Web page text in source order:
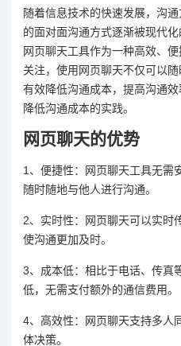
随着信息技术的快速发展，沟
的面对面沟通方式逐渐被现代
网页聊天工具作为一种高效、
关注，使用网页聊天不仅可以
有效降低沟通成本，提高沟通
降低沟通成本的实践。
网页聊天的优势
1、便捷性：网页聊天工具无需
随时随地与他人进行沟通。
2、实时性：网页聊天可以实时
使沟通更加及时。
3、成本低：相比于电话、传真
低，无需支付额外的通信费用。
4、高效性：网页聊天支持多人
体决策。